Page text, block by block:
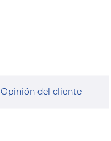
Opinión del cliente